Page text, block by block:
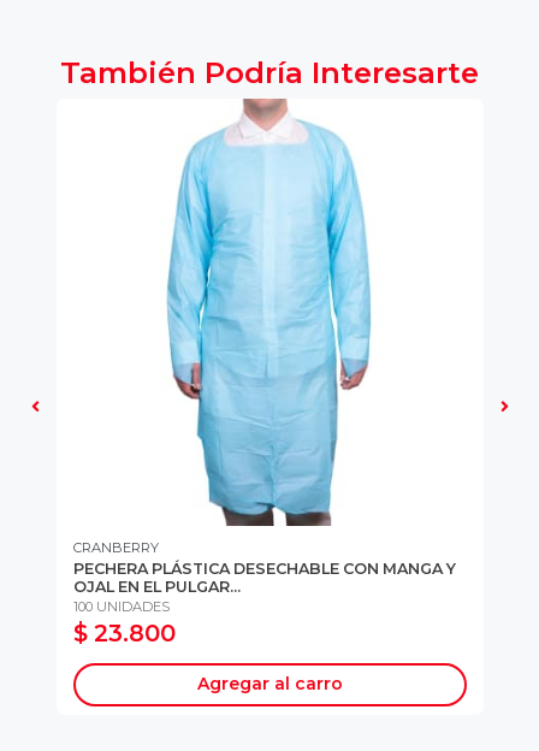
También Podría Interesarte
CRANBERRY
PECHERA PLÁSTICA DESECHABLE CON MANGA Y
OJAL EN EL PULGAR...
100 UNIDADES
$ 23.800
Agregar al carro